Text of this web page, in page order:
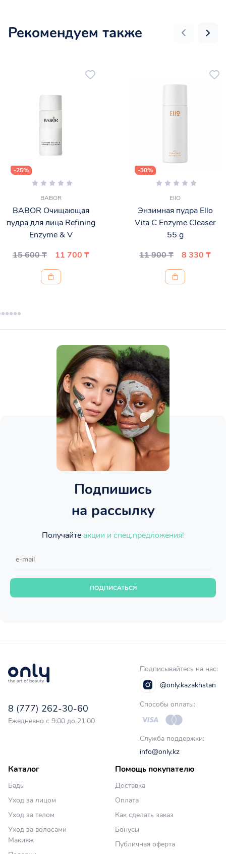
Рекомендуем также
-25%
BABOR
BABOR Очищающая
пудра для лица Refining
Enzyme & V
15 600 ₸
11 700 ₸
-30%
EIIO
Энзимная пудра Ello
Vita C Enzyme Cleaser
55 g
11 900 ₸
8 330 ₸
Подпишись
на рассылку
Получайте акции и спец.предложения!
ПОДПИСАТЬСЯ
8 (777) 262-30-60
Ежедневно с 9:00 до 21:00
Подписывайтесь на нас:
@only.kazakhstan
Способы оплаты:
Служба поддержки:
info@only.kz
Каталог
Бады
Уход за лицом
Уход за телом
Уход за волосами
Макияж
Помощь покупателю
Доставка
Оплата
Как сделать заказ
Бонусы
Публичная оферта